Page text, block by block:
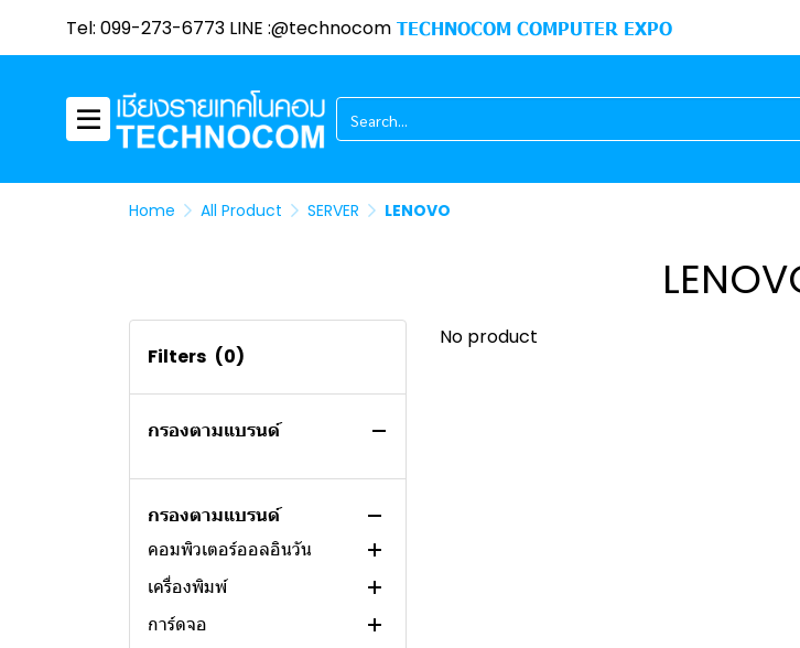
Tel: 099-273-6773 LINE :@technocom TECHNOCOM COMPUTER EXPO
Home All Product SERVER LENOVO
Filters (0)
กรองตามแบรนด์
กรองตามแบรนด์
TAPO
พาวเวอร์ซัพพลาย
CPU Promotion
Promotion Mainboard
All in One Pc Promotion
INNERGIE
ไมโครโฟน / ลำโพง
COMPUTER EXPO
COOLING
CASE
SSD
MAINBOARD
CPU
NOTEBOOK
TECHNOCOM CLEARANCE
SALE
โน๊ตบุ๊ค
HP NOTEBOOK
HP NOTEBOOK (AMD)
HP NOTEBOOK (INTEL)
ASUS NOTEBOOK
ASUS NOTEBOOK (AMD)
ASUS NOTBOOK (INTEL)
MSI NOTEBOOK
MSI NOTEBOOK (AMD)
MSI NOTEBOOK (INTEL)
DELL NOTEBOOK
DELL NOTEBOOK (AMD)
LENOVO NOTEBOOK
หน้าจอคอมพิวเตอร์
DAHUA
ACER
ViewSonic
HIKVISION
คอมพิวเตอร์/PC
MSI
NVIDIA
ACER
คอมพิวเตอร์ออลอินวัน
ACER
ACER (INTEL)
LENOVO
เครื่องพิมพ์
PANTUM
การ์ดจอ
No product